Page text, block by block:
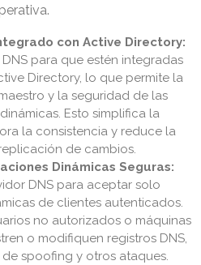
con Active Directory:
para que estén integradas
Directory, lo que permite la
y la seguridad de las
Esto simplifica la
la consistencia y reduce la
de cambios.
Dinámicas Seguras:
DNS para aceptar solo
de clientes autenticados.
no autorizados o máquinas
o modifiquen registros DNS,
spoofing y otros ataques.